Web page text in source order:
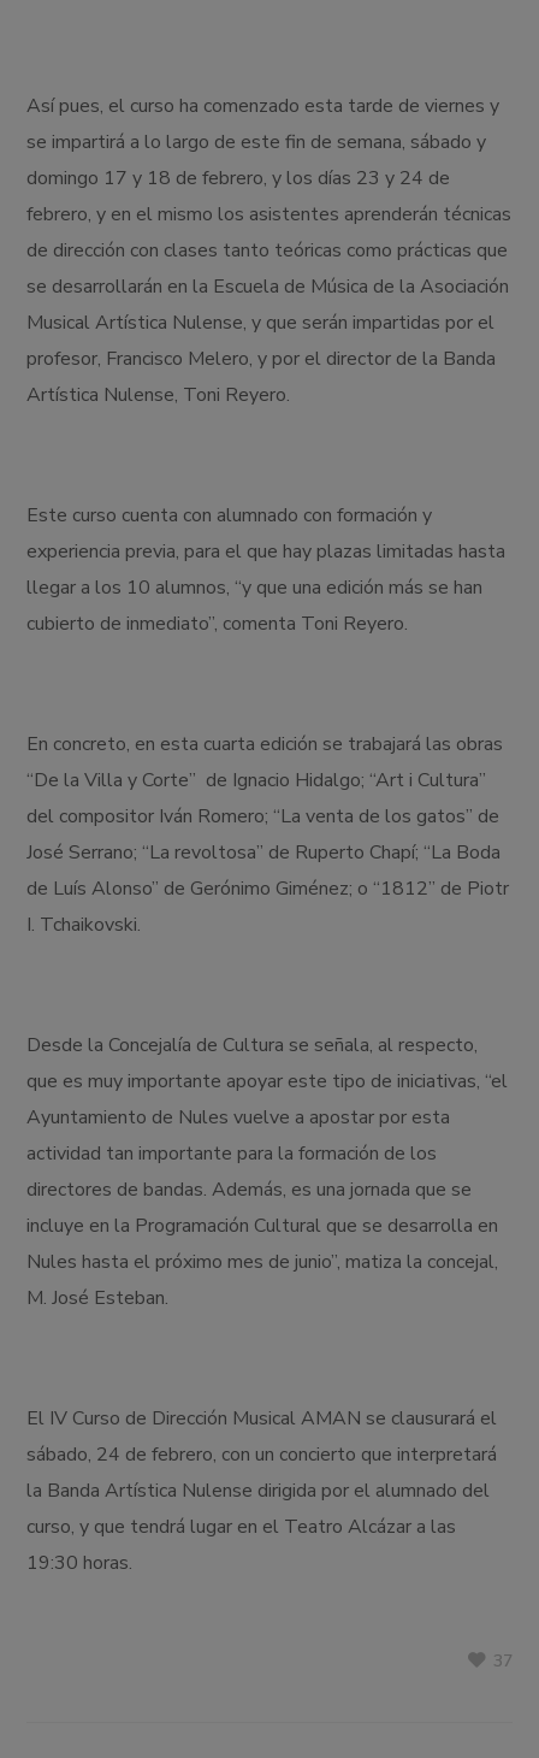
Así pues, el curso ha comenzado esta tarde de viernes y
se impartirá a lo largo de este fin de semana, sábado y
domingo 17 y 18 de febrero, y los días 23 y 24 de
febrero, y en el mismo los asistentes aprenderán técnicas
de dirección con clases tanto teóricas como prácticas que
se desarrollarán en la Escuela de Música de la Asociación
Musical Artística Nulense, y que serán impartidas por el
profesor, Francisco Melero, y por el director de la Banda
Artística Nulense, Toni Reyero.
Este curso cuenta con alumnado con formación y
experiencia previa, para el que hay plazas limitadas hasta
llegar a los 10 alumnos, “y que una edición más se han
cubierto de inmediato”, comenta Toni Reyero.
En concreto, en esta cuarta edición se trabajará las obras
“De la Villa y Corte” de Ignacio Hidalgo; “Art i Cultura”
del compositor Iván Romero; “La venta de los gatos” de
José Serrano; “La revoltosa” de Ruperto Chapí; “La Boda
de Luís Alonso” de Gerónimo Giménez; o “1812” de Piotr
I. Tchaikovski.
Desde la Concejalía de Cultura se señala, al respecto,
que es muy importante apoyar este tipo de iniciativas, “el
Ayuntamiento de Nules vuelve a apostar por esta
actividad tan importante para la formación de los
directores de bandas. Además, es una jornada que se
incluye en la Programación Cultural que se desarrolla en
Nules hasta el próximo mes de junio”, matiza la concejal,
M. José Esteban.
El IV Curso de Dirección Musical AMAN se clausurará el
sábado, 24 de febrero, con un concierto que interpretará
la Banda Artística Nulense dirigida por el alumnado del
curso, y que tendrá lugar en el Teatro Alcázar a las
19:30 horas.
37